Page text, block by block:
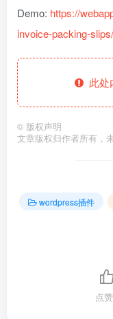
Demo: https://
invoice-packing-slips/
此处
© 版权声明
文章版权归作者所有，
wordpress插件
点赞